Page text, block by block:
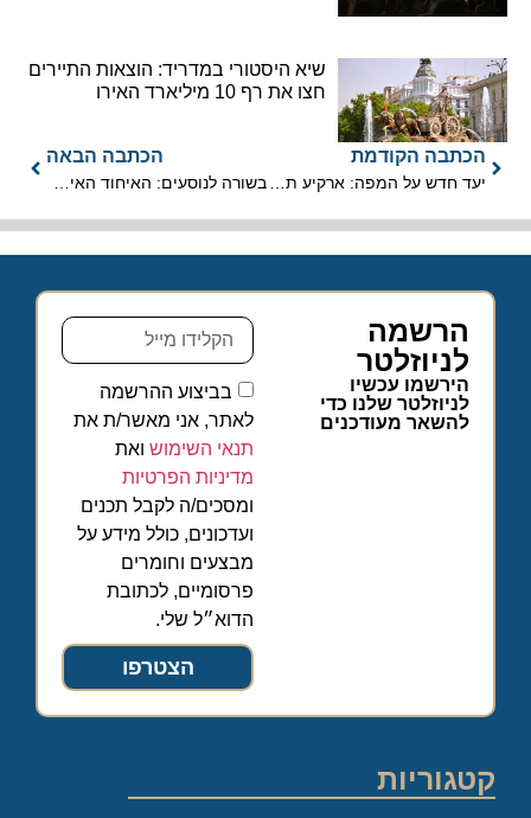
שיא היסטורי במדריד: הוצאות התיירים
חצו את רף 10 מיליארד האירו
הכתבה הקודמת
יעד חדש על המפה: ארקיע תטוס ישירות לסייגון
הכתבה הבאה
בשורה לנוסעים: האיחוד האירופי אוסר על היטלי דלק רטרואקטיביים
הרשמה
לניוזלטר
הירשמו עכשיו
לניוזלטר שלנו כדי
להשאר מעודכנים
בביצוע ההרשמה
לאתר, אני מאשר/ת את
תנאי השימושואת
מדיניות הפרטיות
ומסכים/ה לקבל תכנים
ועדכונים, כולל מידע על
מבצעים וחומרים
פרסומיים, לכתובת
הדוא״ל שלי.
הצטרפו
קטגוריות